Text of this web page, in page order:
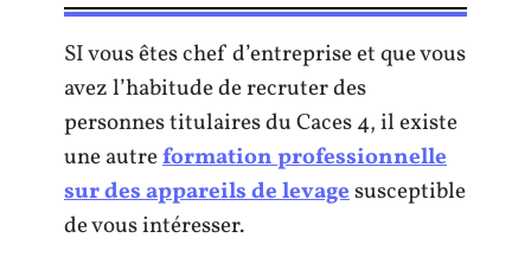
SI vous êtes chef d’entreprise et que vous
avez l’habitude de recruter des
personnes titulaires du Caces 4, il existe
une autreformation professionnelle
sur des appareils de levagesusceptible
de vous intéresser.